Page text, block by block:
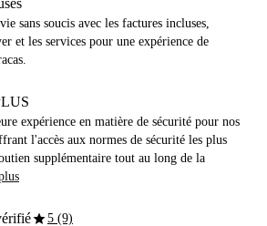
sans soucis avec les factures incluses,
et les services pour une expérience de
expérience en matière de sécurité pour nos
l'accès aux normes de sécurité les plus
supplémentaire tout au long de la
star5 (9)